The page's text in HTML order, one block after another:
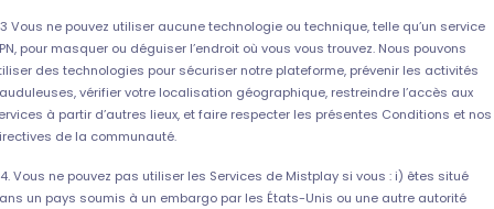
Vous ne pouvez utiliser aucune technologie ou technique, telle qu’un service
pour masquer ou déguiser l’endroit où vous vous trouvez. Nous pouvons
des technologies pour sécuriser notre plateforme, prévenir les activités
vérifier votre localisation géographique, restreindre l’accès aux
à partir d’autres lieux, et faire respecter les présentes Conditions et nos
de la communauté.
Vous ne pouvez pas utiliser les Services de Mistplay si vous : i) êtes situé
un pays soumis à un embargo par les États-Unis ou une autre autorité